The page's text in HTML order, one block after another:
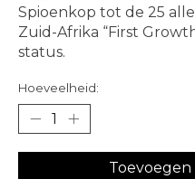
Spioenkop tot de 25
Zuid-Afrika “First
status.
Hoeveelheid: